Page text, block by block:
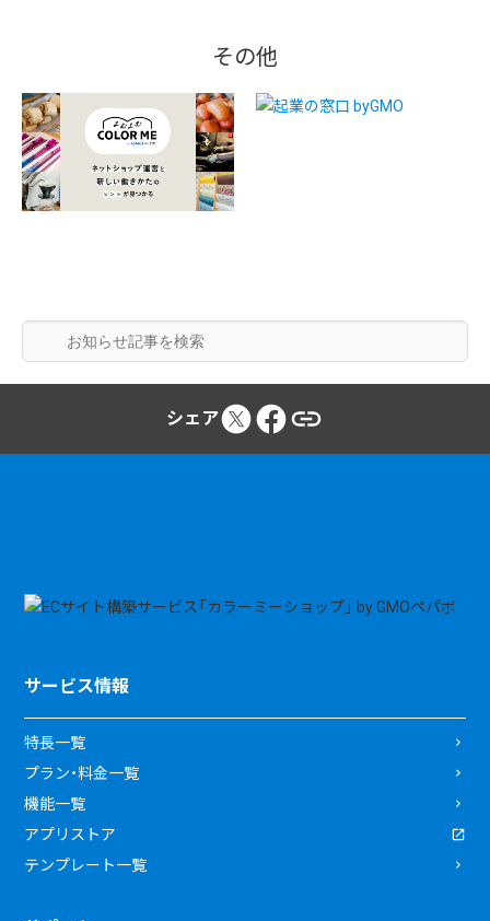
その他
シェア
サービス情報
特長一覧
プラン・料金一覧
機能一覧
アプリストア
テンプレート一覧